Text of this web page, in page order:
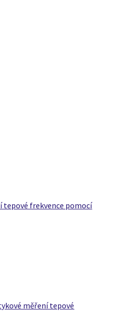
tepové frekvence pomocí
měření tepové